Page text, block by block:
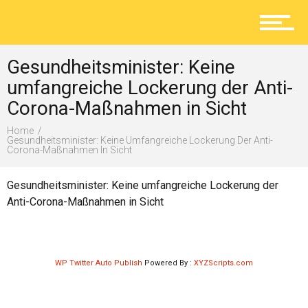
Lokal
Ratgeber
Service
Gesundheitsminister: Keine
umfangreiche Lockerung der Anti-
Corona-Maßnahmen in Sicht
Home
Gesundheitsminister: Keine Umfangreiche Lockerung Der Anti-
Corona-Maßnahmen In Sicht
Gesundheitsminister: Keine umfangreiche Lockerung der
Anti-Corona-Maßnahmen in Sicht
WP Twitter Auto Publish Powered By : XYZScripts.com